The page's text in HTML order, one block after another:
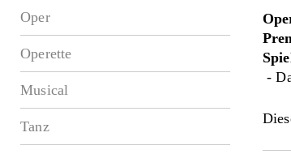
Oper
Operette
Musical
Tanz
-